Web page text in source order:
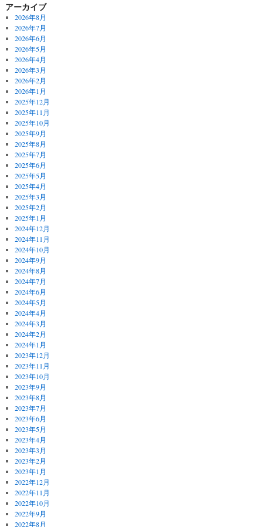
アーカイブ
2026年8月
2026年7月
2026年6月
2026年5月
2026年4月
2026年3月
2026年2月
2026年1月
2025年12月
2025年11月
2025年10月
2025年9月
2025年8月
2025年7月
2025年6月
2025年5月
2025年4月
2025年3月
2025年2月
2025年1月
2024年12月
2024年11月
2024年10月
2024年9月
2024年8月
2024年7月
2024年6月
2024年5月
2024年4月
2024年3月
2024年2月
2024年1月
2023年12月
2023年11月
2023年10月
2023年9月
2023年8月
2023年7月
2023年6月
2023年5月
2023年4月
2023年3月
2023年2月
2023年1月
2022年12月
2022年11月
2022年10月
2022年9月
2022年8月